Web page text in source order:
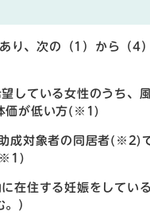
り、次の（1）から（4
望している女性のうち、
価が低い方(※1)
成対象者の同居者(※2)
に在住する妊娠をしてい
）